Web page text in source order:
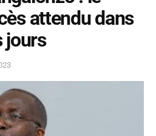
attendu dans
jours